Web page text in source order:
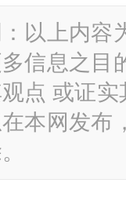
以上内容
信息之目
点 或证
本网发布